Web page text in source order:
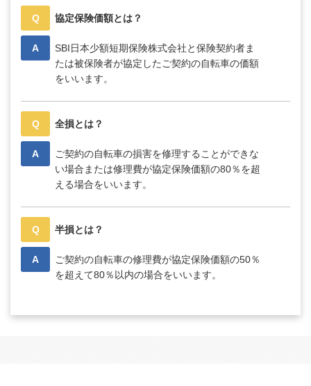
Q 協定保険価額とは？
A
SBI日本少額短期保険株式会社と保険契約者ま
たは被保険者が協定したご契約の自転車の価額
をいいます。
Q 全損とは？
A
ご契約の自転車の損害を修理することができな
い場合または修理費が協定保険価額の80％を超
える場合をいいます。
Q 半損とは？
A
ご契約の自転車の修理費が協定保険価額の50％
を超えて80％以内の場合をいいます。